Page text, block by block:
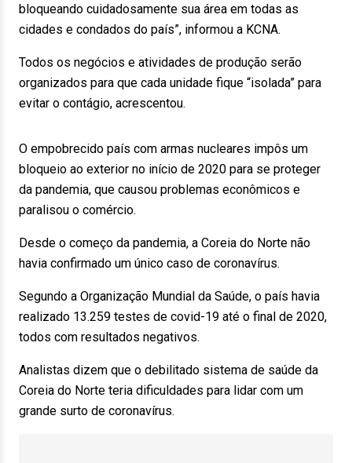
bloqueando cuidadosamente sua área em todas as
cidades e condados do país”, informou a KCNA.
Todos os negócios e atividades de produção serão
organizados para que cada unidade fique “isolada” para
evitar o contágio, acrescentou.
O empobrecido país com armas nucleares impôs um
bloqueio ao exterior no início de 2020 para se proteger
da pandemia, que causou problemas econômicos e
paralisou o comércio.
Desde o começo da pandemia, a Coreia do Norte não
havia confirmado um único caso de coronavírus.
Segundo a Organização Mundial da Saúde, o país havia
realizado 13.259 testes de covid-19 até o final de 2020,
todos com resultados negativos.
Analistas dizem que o debilitado sistema de saúde da
Coreia do Norte teria dificuldades para lidar com um
grande surto de coronavírus.